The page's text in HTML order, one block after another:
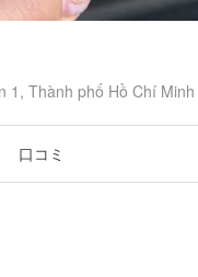
Thành phố Hồ Chí
口コミ